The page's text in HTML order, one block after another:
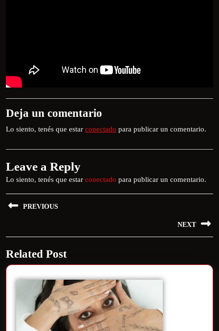
Deja un comentario
Lo siento, tenés que estar conectado para publicar un comentario.
Leave a Reply
Lo siento, tenés que estar conectado para publicar un comentario.
PREVIOUS
NEXT
Related Post